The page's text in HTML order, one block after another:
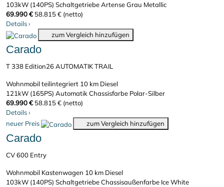
103kW (140PS) SchaltgetriebeArtense Grau Metallic
69.990 € 58.815 € (netto)
Details›
zum Vergleich hinzufügen
Carado
T 338 Edition26 AUTOMATIK TRAIL
Wohnmobil teilintegriert 10 km Diesel
121kW (165PS) AutomatikChassisfarbe Polar-Silber
69.990 € 58.815 € (netto)
Details›
neuer Preis
zum Vergleich hinzufügen
Carado
CV 600 Entry
Wohnmobil Kastenwagen 10 km Diesel
103kW (140PS) SchaltgetriebeChassisaußenfarbe Ice White